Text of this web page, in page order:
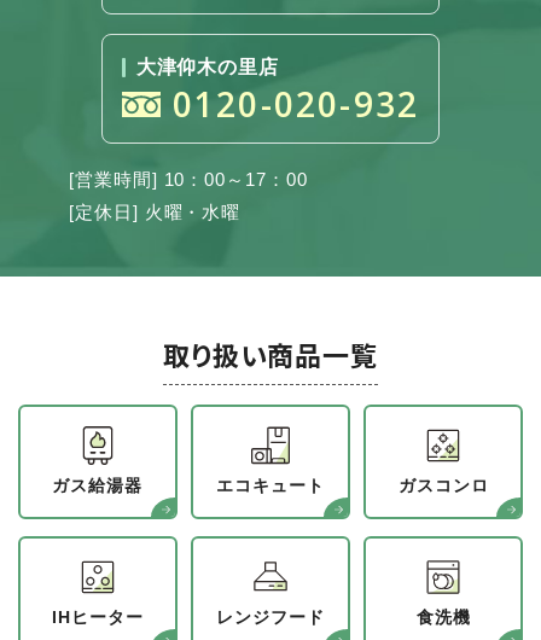
大津仰木の里店
0120-020-932
[営業時間] 10：00～17：00
[定休日] 火曜・水曜
取り扱い商品一覧
ガス給湯器 エコキュート ガスコンロ
IHヒーター レンジフード 食洗機